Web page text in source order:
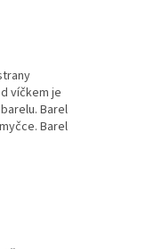
víčkem je
Barel
Barel